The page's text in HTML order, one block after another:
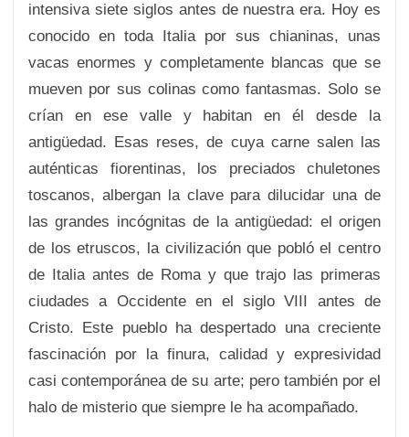
intensiva siete siglos antes de nuestra era. Hoy es
conocido en toda Italia por sus chianinas, unas
vacas enormes y completamente blancas que se
mueven por sus colinas como fantasmas. Solo se
crían en ese valle y habitan en él desde la
antigüedad. Esas reses, de cuya carne salen las
auténticas fiorentinas, los preciados chuletones
toscanos, albergan la clave para dilucidar una de
las grandes incógnitas de la antigüedad: el origen
de los etruscos, la civilización que pobló el centro
de Italia antes de Roma y que trajo las primeras
ciudades a Occidente en el siglo VIII antes de
Cristo. Este pueblo ha despertado una creciente
fascinación por la finura, calidad y expresividad
casi contemporánea de su arte; pero también por el
halo de misterio que siempre le ha acompañado.